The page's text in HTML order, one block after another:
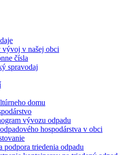
v našej obci
čísla
spravodaj
domu
vývozu odpadu
hospodárstva v obci
podpora triedenia odpadu